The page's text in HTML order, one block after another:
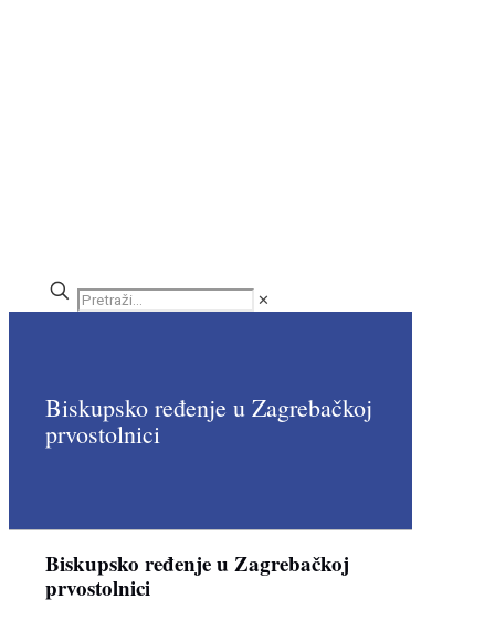
✕
Biskupsko ređenje u Zagrebačkoj
prvostolnici
Biskupsko ređenje u Zagrebačkoj
prvostolnici